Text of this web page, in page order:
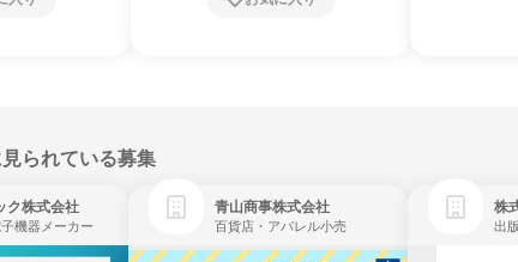
られている募集
ク株式会社
機器メーカー
青山商事株式会社
百貨店・アパレル小売
株
出